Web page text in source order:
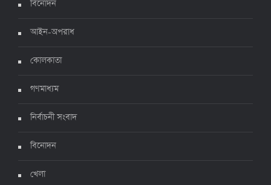
ঊর্ধ্বগতিতে সংক্রমণ, স্বাস্থ্যবিধিতে উদাসীনতা
বিনোদন
আইন-অপরাধ
কোলকাতা
গণমাধ্যম
নির্বাচনী সংবাদ
বিনোদন
খেলা